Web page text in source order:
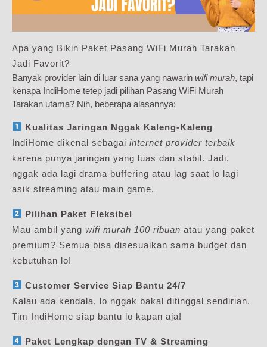
Apa yang Bikin Paket Pasang WiFi Murah Tarakan
Jadi Favorit?
Banyak provider lain di luar sana yang nawarin wifi murah, tapi
kenapa IndiHome tetep jadi pilihan Pasang WiFi Murah
Tarakan utama? Nih, beberapa alasannya:
Kualitas Jaringan Nggak Kaleng-Kaleng
IndiHome dikenal sebagai internet provider terbaik
karena punya jaringan yang luas dan stabil. Jadi,
nggak ada lagi drama buffering atau lag saat lo lagi
asik streaming atau main game.
Pilihan Paket Fleksibel
Mau ambil yang wifi murah 100 ribuan atau yang paket
premium? Semua bisa disesuaikan sama budget dan
kebutuhan lo!
Customer Service Siap Bantu 24/7
Kalau ada kendala, lo nggak bakal ditinggal sendirian.
Tim IndiHome siap bantu lo kapan aja!
Paket Lengkap dengan TV & Streaming